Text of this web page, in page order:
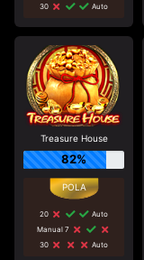
30
Auto
Treasure House
82%
20
Auto
Manual 7
30
Auto